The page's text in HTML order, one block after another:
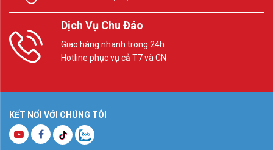
Dịch Vụ Chu Đáo
Giao hàng nhanh trong 24h
Hotline phục vụ cả T7 và CN
KẾT NỐI VỚI CHÚNG TÔI